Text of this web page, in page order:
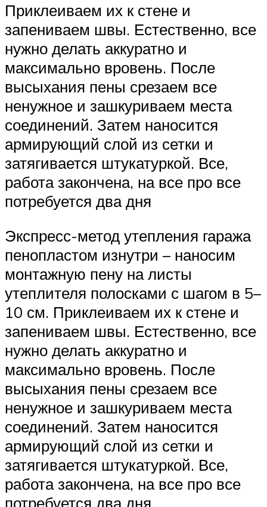
Приклеиваем их к стене и
запениваем швы. Естественно, все
нужно делать аккуратно и
максимально вровень. После
высыхания пены срезаем все
ненужное и зашкуриваем места
соединений. Затем наносится
армирующий слой из сетки и
затягивается штукатуркой. Все,
работа закончена, на все про все
потребуется два дня
Экспресс-метод утепления гаража
пенопластом изнутри – наносим
монтажную пену на листы
утеплителя полосками с шагом в 5–
10 см. Приклеиваем их к стене и
запениваем швы. Естественно, все
нужно делать аккуратно и
максимально вровень. После
высыхания пены срезаем все
ненужное и зашкуриваем места
соединений. Затем наносится
армирующий слой из сетки и
затягивается штукатуркой. Все,
работа закончена, на все про все
потребуется два дня.